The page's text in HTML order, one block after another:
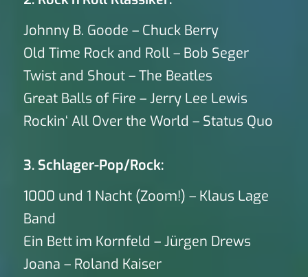
Johnny B. Goode – Chuck Berry
Old Time Rock and Roll – Bob Seger
Twist and Shout – The Beatles
Great Balls of Fire – Jerry Lee Lewis
Rockin‘ All Over the World – Status Quo
3. Schlager-Pop/Rock:
1000 und 1 Nacht (Zoom!) – Klaus Lage
Band
Ein Bett im Kornfeld – Jürgen Drews
Joana – Roland Kaiser